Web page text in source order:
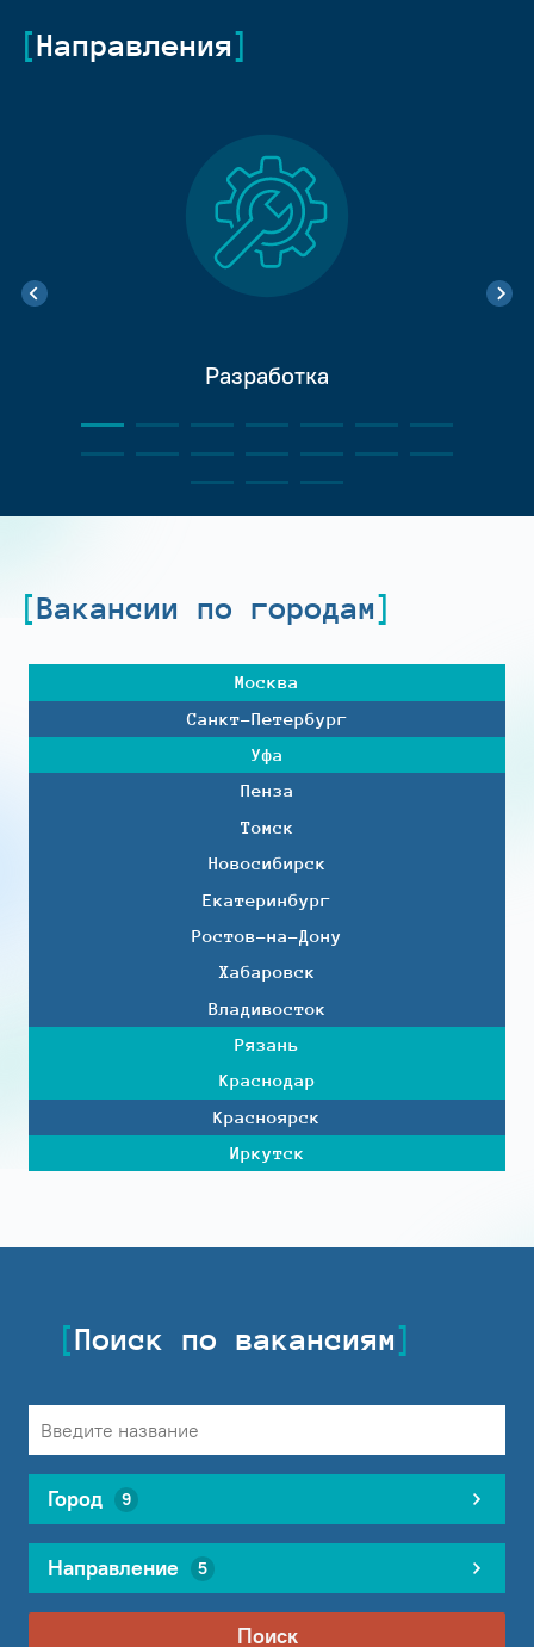
Направления
Разработка
Вакансии по городам
Москва
Санкт-Петербург
Уфа
Пенза
Томск
Новосибирск
Екатеринбург
Ростов-на-Дону
Хабаровск
Владивосток
Рязань
Краснодар
Красноярск
Иркутск
Поиск по вакансиям
Город 9
Направление 5
Поиск